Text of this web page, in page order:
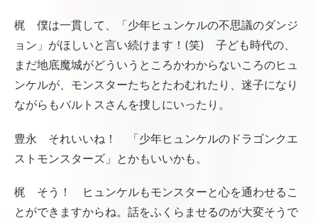
梶 僕は一貫して、「少年ヒュンケルの不思議のダンジ
ョン」がほしいと言い続けます！(笑) 子ども時代の、
まだ地底魔城がどういうところかわからないころのヒュ
ンケルが、モンスターたちとたわむれたり、迷子になり
ながらもバルトスさんを捜しにいったり。
豊永 それいいね！ 「少年ヒュンケルのドラゴンクエ
ストモンスターズ」とかもいいかも。
梶 そう！ ヒュンケルもモンスターと心を通わせるこ
とができますからね。話をふくらませるのが大変そうで